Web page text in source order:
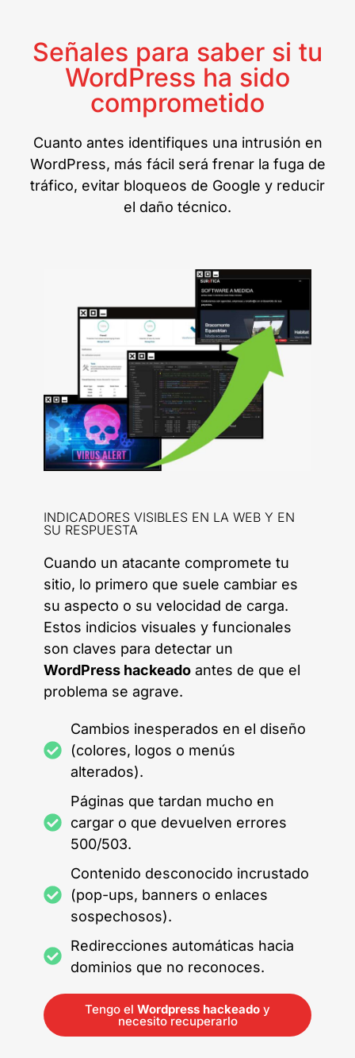
Señales para saber si tu
WordPress ha sido
comprometido
Cuanto antes identifiques una intrusión en
WordPress, más fácil será frenar la fuga de
tráfico, evitar bloqueos de Google y reducir
el daño técnico.
INDICADORES VISIBLES EN LA WEB Y EN
SU RESPUESTA
Cuando un atacante compromete tu
sitio, lo primero que suele cambiar es
su aspecto o su velocidad de carga.
Estos indicios visuales y funcionales
son claves para detectar un
WordPress hackeado antes de que el
problema se agrave.
Cambios inesperados en el diseño
(colores, logos o menús
alterados).
Páginas que tardan mucho en
cargar o que devuelven errores
500/503.
Contenido desconocido incrustado
(pop-ups, banners o enlaces
sospechosos).
Redirecciones automáticas hacia
dominios que no reconoces.
Tengo el Wordpress hackeado y
necesito recuperarlo